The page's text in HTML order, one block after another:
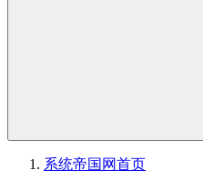
系统帝国网首页